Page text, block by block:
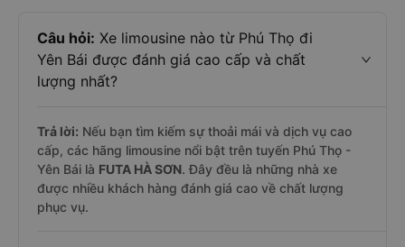
Câu hỏi: Xe limousine nào từ Phú Thọ đi
Yên Bái được đánh giá cao cấp và chất
lượng nhất?
Trả lời: Nếu bạn tìm kiếm sự thoải mái và dịch vụ cao
cấp, các hãng limousine nổi bật trên tuyến Phú Thọ -
Yên Bái là FUTA HÀ SƠN. Đây đều là những nhà xe
được nhiều khách hàng đánh giá cao về chất lượng
phục vụ.